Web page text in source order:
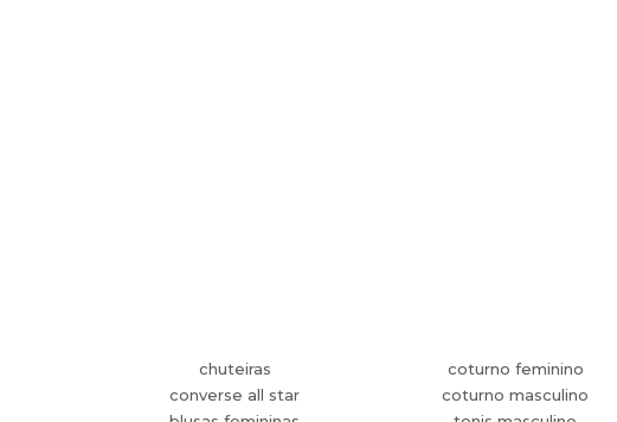
chuteiras
converse all star
coturno feminino
coturno masculino